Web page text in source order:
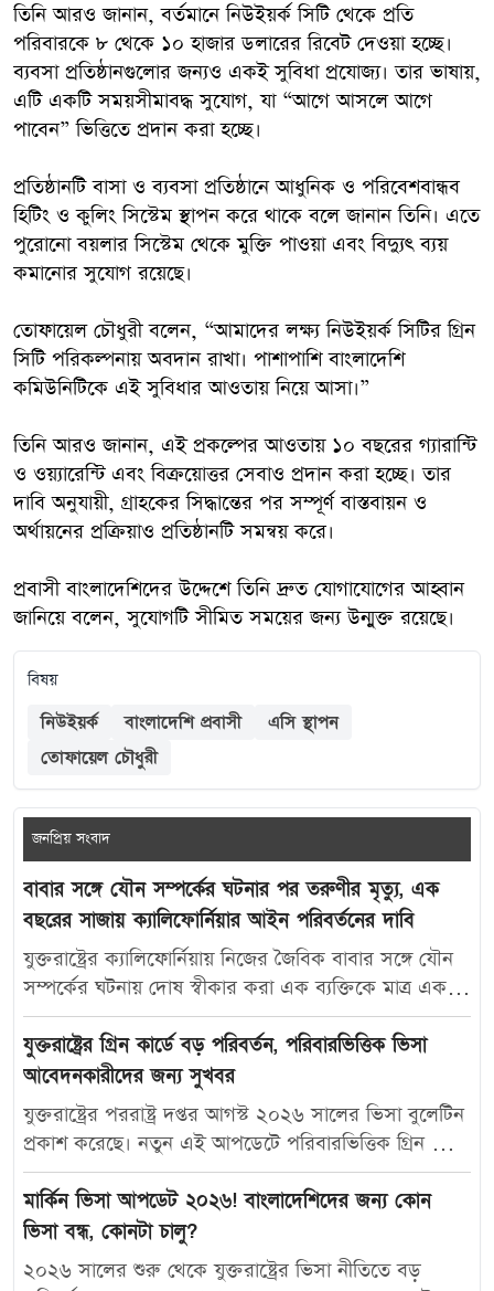
তিনি আরও জানান, বর্তমানে নিউইয়র্ক সিটি থেকে প্রতি
পরিবারকে ৮ থেকে ১০ হাজার ডলারের রিবেট দেওয়া হচ্ছে।
ব্যবসা প্রতিষ্ঠানগুলোর জন্যও একই সুবিধা প্রযোজ্য। তার ভাষায়,
এটি একটি সময়সীমাবদ্ধ সুযোগ, যা “আগে আসলে আগে
পাবেন” ভিত্তিতে প্রদান করা হচ্ছে।
প্রতিষ্ঠানটি বাসা ও ব্যবসা প্রতিষ্ঠানে আধুনিক ও পরিবেশবান্ধব
হিটিং ও কুলিং সিস্টেম স্থাপন করে থাকে বলে জানান তিনি। এতে
পুরোনো বয়লার সিস্টেম থেকে মুক্তি পাওয়া এবং বিদ্যুৎ ব্যয়
কমানোর সুযোগ রয়েছে।
তোফায়েল চৌধুরী বলেন, “আমাদের লক্ষ্য নিউইয়র্ক সিটির গ্রিন
সিটি পরিকল্পনায় অবদান রাখা। পাশাপাশি বাংলাদেশি
কমিউনিটিকে এই সুবিধার আওতায় নিয়ে আসা।”
তিনি আরও জানান, এই প্রকল্পের আওতায় ১০ বছরের গ্যারান্টি
ও ওয়্যারেন্টি এবং বিক্রয়োত্তর সেবাও প্রদান করা হচ্ছে। তার
দাবি অনুযায়ী, গ্রাহকের সিদ্ধান্তের পর সম্পূর্ণ বাস্তবায়ন ও
অর্থায়নের প্রক্রিয়াও প্রতিষ্ঠানটি সমন্বয় করে।
প্রবাসী বাংলাদেশিদের উদ্দেশে তিনি দ্রুত যোগাযোগের আহ্বান
জানিয়ে বলেন, সুযোগটি সীমিত সময়ের জন্য উন্মুক্ত রয়েছে।
বিষয়
নিউইয়র্ক বাংলাদেশি প্রবাসী
এসি স্থাপন
তোফায়েল চৌধুরী
জনপ্রিয় সংবাদ
বাবার সঙ্গে যৌন সম্পর্কের ঘটনার পর তরুণীর মৃত্যু, এক
বছরের সাজায় ক্যালিফোর্নিয়ার আইন পরিবর্তনের দাবি
যুক্তরাষ্ট্রের ক্যালিফোর্নিয়ায় নিজের জৈবিক বাবার সঙ্গে যৌন
সম্পর্কের ঘটনায় দোষ স্বীকার করা এক ব্যক্তিকে মাত্র এক
বছরের কারাদণ্ড দেওয়ায় নতুন করে বিতর্ক তৈরি হয়েছে।
আদালতের এই রায়ে অসন্তোষ প্রকাশ করে ভুক্তভোগী
তরুণীর মা ক্যালিফোর্নিয়ার যৌন অপরাধ-সংক্রান্ত আইন
আরও কঠোর করার দাবি জানিয়েছেন। মার্কিন সংবাদমাধ্যম
দ্য ক্যালিফোর্নিয়া পোস্ট-কে দেওয়া সাক্ষাৎকারে ক্যারোলিনা
স্যান্ডোভাল বলেন, তার মেয়ে মাকাইলা রেনে সেটলসের নামে
নতুন আইন প্রণয়ন করা উচিত, যাতে ভবিষ্যতে এ ধরনের
মামলায় আরও কঠোর শাস্তি নিশ্চিত করা যায়। তিনি বলেন,
“এটি কোনোভাবেই ন্যায়বিচার নয়। আমি আইন পরিবর্তনের
জন্য লড়াই করব, যাতে আর কোনো পরিবারকে আমাদের
যুক্তরাষ্ট্রের গ্রিন কার্ডে বড় পরিবর্তন, পরিবারভিত্তিক ভিসা
আবেদনকারীদের জন্য সুখবর
যুক্তরাষ্ট্রের পররাষ্ট্র দপ্তর আগস্ট ২০২৬ সালের ভিসা বুলেটিন
প্রকাশ করেছে। নতুন এই আপডেটে পরিবারভিত্তিক গ্রিন কার্ড
আবেদনকারীদের জন্য বেশ কিছু গুরুত্বপূর্ণ অগ্রগতি দেখা
গেছে। বিশেষ করে যুক্তরাষ্ট্রের স্থায়ী বাসিন্দাদের স্বামী, স্ত্রী ও
সন্তানদের জন্য নির্ধারিত এফ২এ ক্যাটাগরিতে উল্লেখযোগ্য
পরিবর্তন এসেছে। নতুন ভিসা বুলেটিন অনুযায়ী,
মার্কিন ভিসা আপডেট ২০২৬! বাংলাদেশিদের জন্য কোন
ভিসা বন্ধ, কোনটা চালু?
২০২৬ সালের শুরু থেকে যুক্তরাষ্ট্রের ভিসা নীতিতে বড়